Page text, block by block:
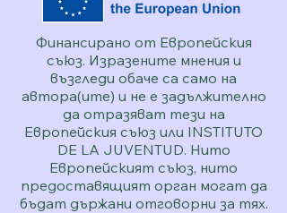
Финансирано от Европейския
съюз. Изразените мнения и
възгледи обаче са само на
автора(ите) и не е задължително
да отразяват тези на
Европейския съюз или INSTITUTO
DE LA JUVENTUD. Нито
Европейският съюз, нито
предоставящият орган могат да
бъдат държани отговорни за тях.